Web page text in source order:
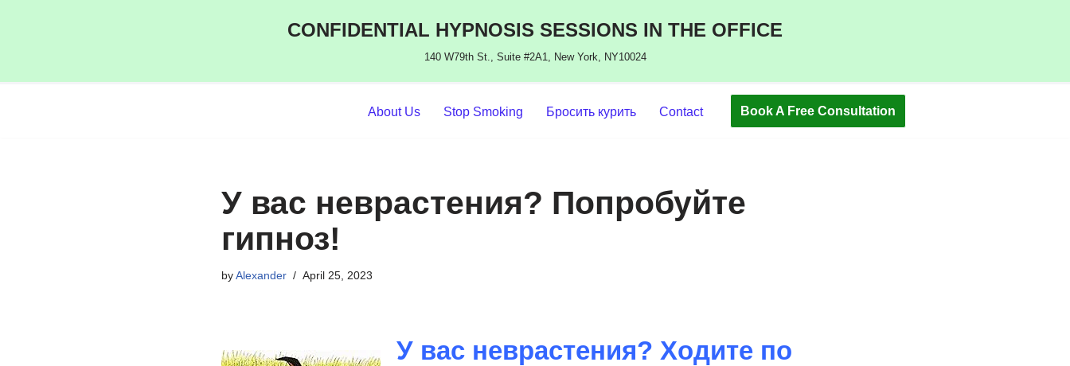
CONFIDENTIAL HYPNOSIS SESSIONS IN THE OFFICE
140 W79th St., Suite #2A1, New York, NY10024
About Us Stop Smoking Бросить курить Contact Book A Free Consultation
У вас неврастения? Попробуйте
гипноз!
byAlexander April 25, 2023
У вас неврастения? Ходите по